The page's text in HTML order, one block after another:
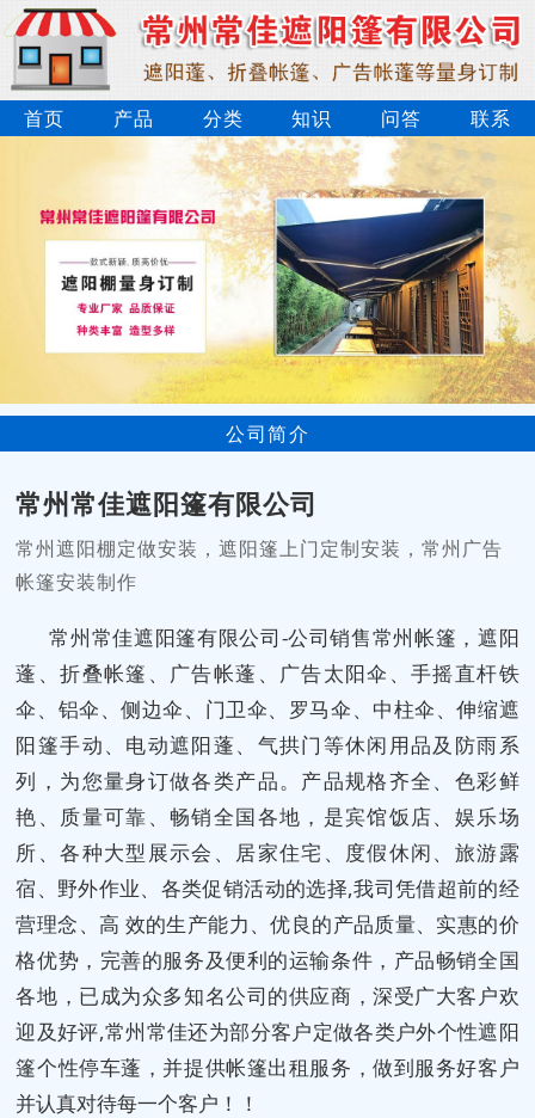
首页 产品 分类 知识 问答 联系
公司简介
常州常佳遮阳篷有限公司
常州遮阳棚定做安装，遮阳篷上门定制安装，常州广告
帐篷安装制作
常州常佳遮阳篷有限公司-公司销售常州帐篷，遮阳
蓬、折叠帐篷、广告帐蓬、广告太阳伞、手摇直杆铁
伞、铝伞、侧边伞、门卫伞、罗马伞、中柱伞、伸缩遮
阳篷手动、电动遮阳蓬、气拱门等休闲用品及防雨系
列，为您量身订做各类产品。产品规格齐全、色彩鲜
艳、质量可靠、畅销全国各地，是宾馆饭店、娱乐场
所、各种大型展示会、居家住宅、度假休闲、旅游露
宿、野外作业、各类促销活动的选择,我司凭借超前的经
营理念、高 效的生产能力、优良的产品质量、实惠的价
格优势，完善的服务及便利的运输条件，产品畅销全国
各地，已成为众多知名公司的供应商，深受广大客户欢
迎及好评,常州常佳还为部分客户定做各类户外个性遮阳
篷个性停车蓬，并提供帐篷出租服务，做到服务好客户
并认真对待每一个客户！！